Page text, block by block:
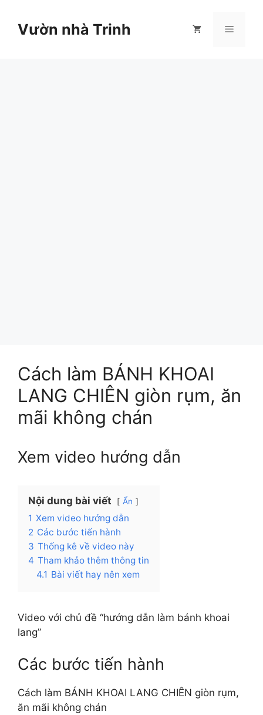
Vườn nhà Trinh Menu
Cách làm BÁNH KHOAI
LANG CHIÊN giòn rụm, ăn
mãi không chán
Xem video hướng dẫn
Nội dung bài viết Ẩn
1 Xem video hướng dẫn
2 Các bước tiến hành
3 Thống kê về video này
4 Tham khảo thêm thông tin
4.1 Bài viết hay nên xem
Video với chủ đề “hướng dẫn làm bánh khoai
lang”
Các bước tiến hành
Cách làm BÁNH KHOAI LANG CHIÊN giòn rụm,
ăn mãi không chán